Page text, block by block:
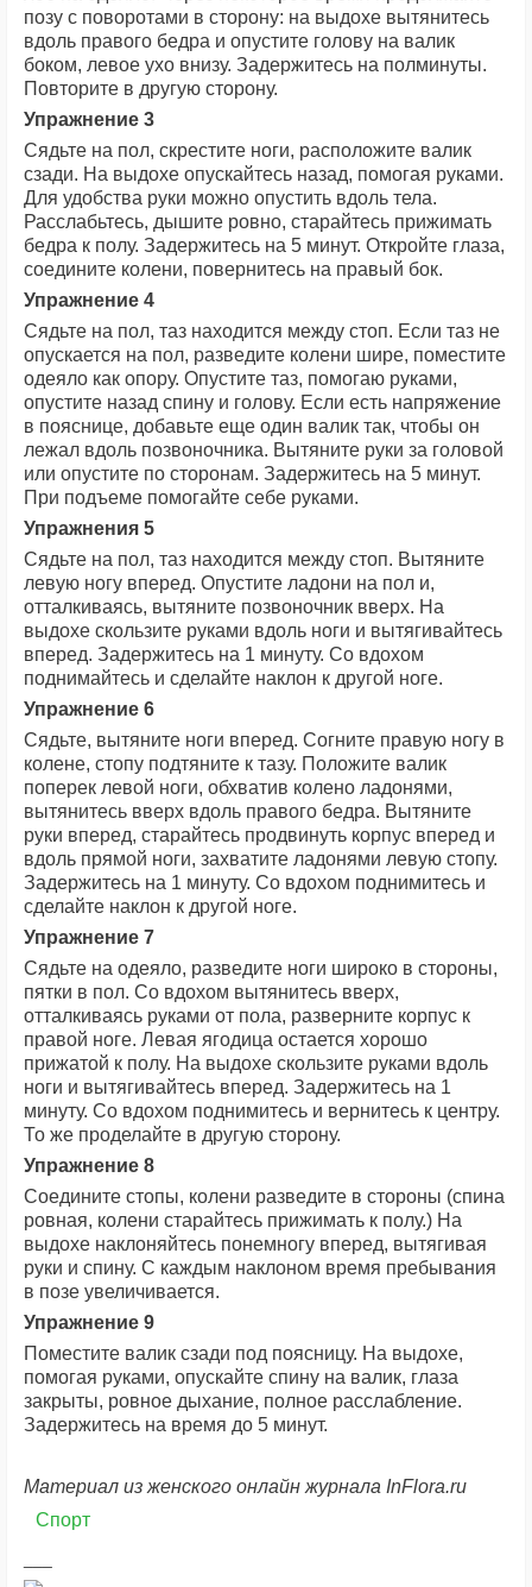
позу с поворотами в сторону: на выдохе вытянитесь
вдоль правого бедра и опустите голову на валик
боком, левое ухо внизу. Задержитесь на полминуты.
Повторите в другую сторону.
Упражнение 3
Сядьте на пол, скрестите ноги, расположите валик
сзади. На выдохе опускайтесь назад, помогая руками.
Для удобства руки можно опустить вдоль тела.
Расслабьтесь, дышите ровно, старайтесь прижимать
бедра к полу. Задержитесь на 5 минут. Откройте глаза,
соедините колени, повернитесь на правый бок.
Упражнение 4
Сядьте на пол, таз находится между стоп. Если таз не
опускается на пол, разведите колени шире, поместите
одеяло как опору. Опустите таз, помогаю руками,
опустите назад спину и голову. Если есть напряжение
в пояснице, добавьте еще один валик так, чтобы он
лежал вдоль позвоночника. Вытяните руки за головой
или опустите по сторонам. Задержитесь на 5 минут.
При подъеме помогайте себе руками.
Упражнения 5
Сядьте на пол, таз находится между стоп. Вытяните
левую ногу вперед. Опустите ладони на пол и,
отталкиваясь, вытяните позвоночник вверх. На
выдохе скользите руками вдоль ноги и вытягивайтесь
вперед. Задержитесь на 1 минуту. Со вдохом
поднимайтесь и сделайте наклон к другой ноге.
Упражнение 6
Сядьте, вытяните ноги вперед. Согните правую ногу в
колене, стопу подтяните к тазу. Положите валик
поперек левой ноги, обхватив колено ладонями,
вытянитесь вверх вдоль правого бедра. Вытяните
руки вперед, старайтесь продвинуть корпус вперед и
вдоль прямой ноги, захватите ладонями левую стопу.
Задержитесь на 1 минуту. Со вдохом поднимитесь и
сделайте наклон к другой ноге.
Упражнение 7
Сядьте на одеяло, разведите ноги широко в стороны,
пятки в пол. Со вдохом вытянитесь вверх,
отталкиваясь руками от пола, разверните корпус к
правой ноге. Левая ягодица остается хорошо
прижатой к полу. На выдохе скользите руками вдоль
ноги и вытягивайтесь вперед. Задержитесь на 1
минуту. Со вдохом поднимитесь и вернитесь к центру.
То же проделайте в другую сторону.
Упражнение 8
Соедините стопы, колени разведите в стороны (спина
ровная, колени старайтесь прижимать к полу.) На
выдохе наклоняйтесь понемногу вперед, вытягивая
руки и спину. С каждым наклоном время пребывания
в позе увеличивается.
Упражнение 9
Поместите валик сзади под поясницу. На выдохе,
помогая руками, опускайте спину на валик, глаза
закрыты, ровное дыхание, полное расслабление.
Задержитесь на время до 5 минут.
Материал из женского онлайн журнала InFlora.ru
Спорт